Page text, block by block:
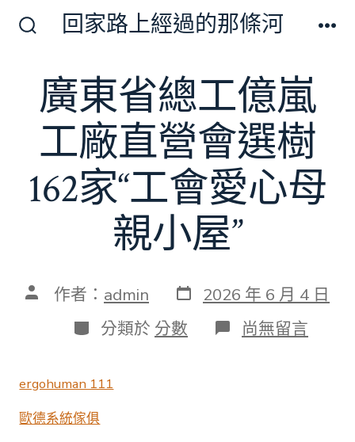
切
換
開
關
回家路上經過的那條河
廣東省總工億嵐
工廠直營會選樹
162家“工會愛心母
親小屋”
文 作者： admin 發
表
日
期
2026 年 6 月 4 日
分
類
分類於 分數 在
〈廣
尚無留言
ergohuman 111
歐德系統傢俱